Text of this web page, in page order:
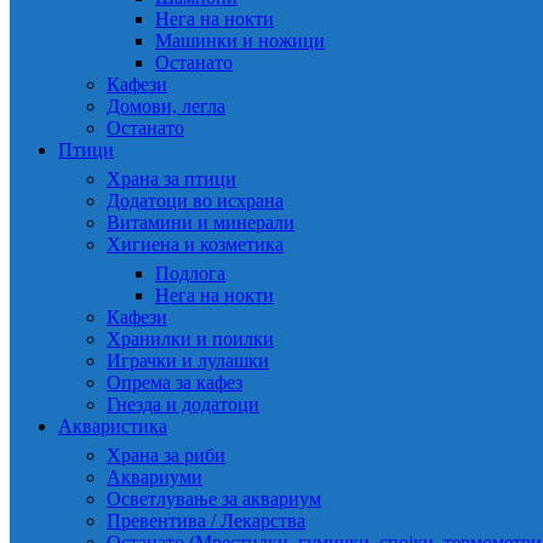
Нега на нокти
Машинки и ножици
Останато
Кафези
Домови, легла
Останато
Птици
Храна за птици
Додатоци во исхрана
Витамини и минерали
Хигиена и козметика
Подлога
Нега на нокти
Кафези
Хранилки и поилки
Играчки и лулашки
Опрема за кафез
Гнезда и додатоци
Акваристика
Храна за риби
Аквариуми
Осветлување за аквариум
Превентива / Лекарства